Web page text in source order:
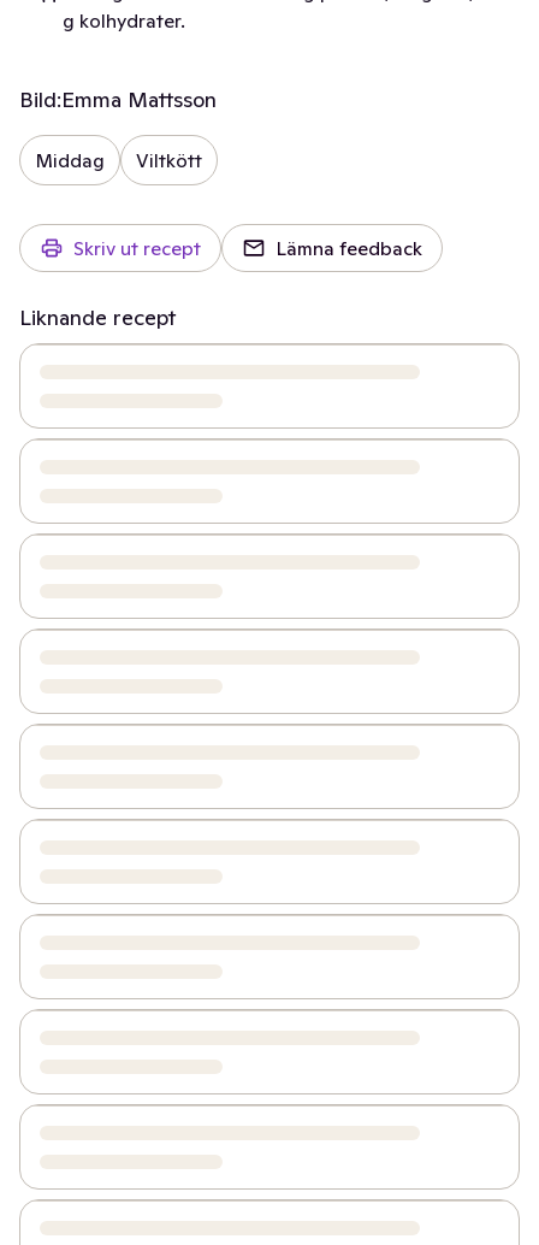
g kolhydrater.
Bild:Emma Mattsson
Middag Viltkött
Skriv ut recept Lämna feedback
Liknande recept